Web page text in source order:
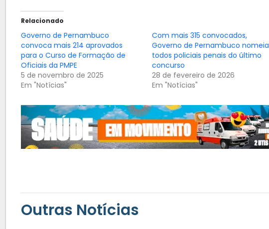
Relacionado
Governo de Pernambuco
convoca mais 214 aprovados
para o Curso de Formação de
Oficiais da PMPE
5 de novembro de 2025
Em "Notícias"
Com mais 315 convocados,
Governo de Pernambuco nomeia
todos policiais penais do último
concurso
28 de fevereiro de 2026
Em "Notícias"
Outras Notícias